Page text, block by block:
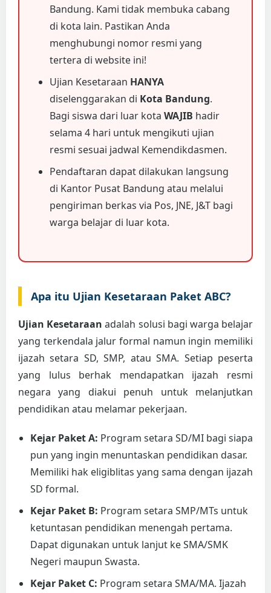
Bandung. Kami tidak membuka cabang
di kota lain. Pastikan Anda
menghubungi nomor resmi yang
tertera di website ini!
Ujian Kesetaraan HANYA
diselenggarakan di Kota Bandung.
Bagi siswa dari luar kota WAJIB hadir
selama 4 hari untuk mengikuti ujian
resmi sesuai jadwal Kemendikdasmen.
Pendaftaran dapat dilakukan langsung
di Kantor Pusat Bandung atau melalui
pengiriman berkas via Pos, JNE, J&T bagi
warga belajar di luar kota.
Apa itu Ujian Kesetaraan Paket ABC?
Ujian Kesetaraan adalah solusi bagi warga belajar
yang terkendala jalur formal namun ingin memiliki
ijazah setara SD, SMP, atau SMA. Setiap peserta
yang lulus berhak mendapatkan ijazah resmi
negara yang diakui penuh untuk melanjutkan
pendidikan atau melamar pekerjaan.
Kejar Paket A: Program setara SD/MI bagi siapa
pun yang ingin menuntaskan pendidikan dasar.
Memiliki hak eligiblitas yang sama dengan ijazah
SD formal.
Kejar Paket B: Program setara SMP/MTs untuk
ketuntasan pendidikan menengah pertama.
Dapat digunakan untuk lanjut ke SMA/SMK
Negeri maupun Swasta.
Kejar Paket C: Program setara SMA/MA. Ijazah